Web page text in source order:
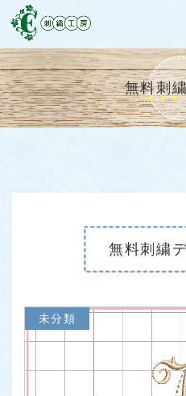
無料刺
無料刺繍
未分類